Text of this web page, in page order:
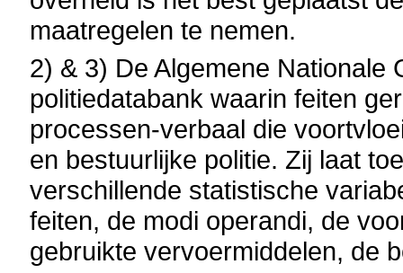
maatregelen te nemen.
2) & 3) De Algemene Nationale
politiedatabank waarin feiten
processen-verbaal die
en bestuurlijke politie. Zij laat
verschillende statistische
feiten, de modi operandi, de
gebruikte vervoermiddelen, de